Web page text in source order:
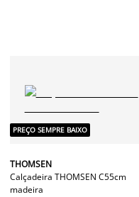
PREÇO SEMPRE BAIXO
THOMSEN
Calçadeira THOMSEN C55cm
madeira